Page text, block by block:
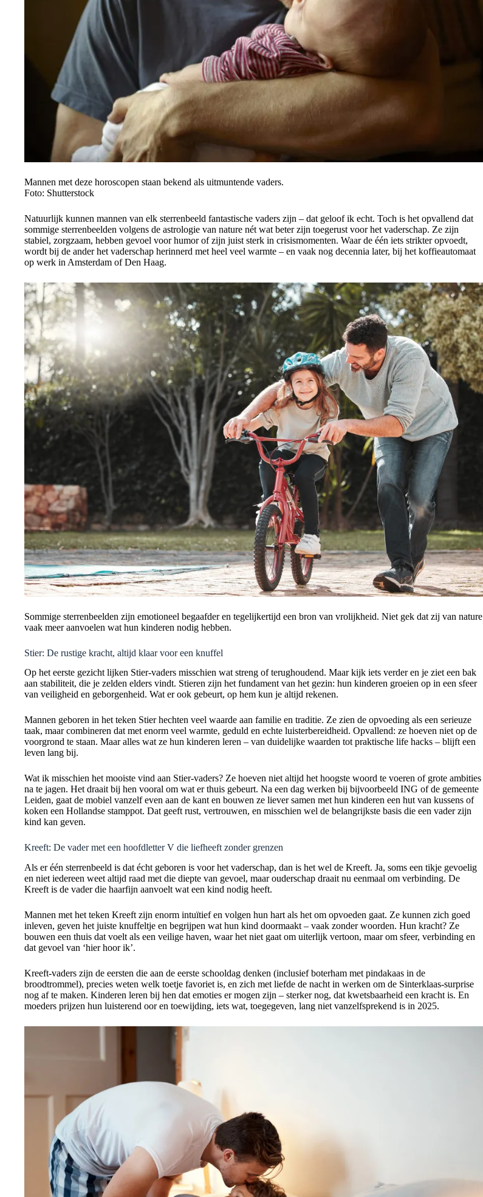
Mannen met deze horoscopen staan bekend als uitmuntende vaders.
Foto: Shutterstock
Natuurlijk kunnen mannen van elk sterrenbeeld fantastische vaders zijn – dat geloof ik echt. Toch is het opvallend dat
sommige sterrenbeelden volgens de astrologie van nature nét wat beter zijn toegerust voor het vaderschap. Ze zijn
stabiel, zorgzaam, hebben gevoel voor humor of zijn juist sterk in crisismomenten. Waar de één iets strikter opvoedt,
wordt bij de ander het vaderschap herinnerd met heel veel warmte – en vaak nog decennia later, bij het koffieautomaat
op werk in Amsterdam of Den Haag.
Sommige sterrenbeelden zijn emotioneel begaafder en tegelijkertijd een bron van vrolijkheid. Niet gek dat zij van nature
vaak meer aanvoelen wat hun kinderen nodig hebben.
Stier: De rustige kracht, altijd klaar voor een knuffel
Op het eerste gezicht lijken Stier-vaders misschien wat streng of terughoudend. Maar kijk iets verder en je ziet een bak
aan stabiliteit, die je zelden elders vindt. Stieren zijn het fundament van het gezin: hun kinderen groeien op in een sfeer
van veiligheid en geborgenheid. Wat er ook gebeurt, op hem kun je altijd rekenen.
Mannen geboren in het teken Stier hechten veel waarde aan familie en traditie. Ze zien de opvoeding als een serieuze
taak, maar combineren dat met enorm veel warmte, geduld en echte luisterbereidheid. Opvallend: ze hoeven niet op de
voorgrond te staan. Maar alles wat ze hun kinderen leren – van duidelijke waarden tot praktische life hacks – blijft een
leven lang bij.
Wat ik misschien het mooiste vind aan Stier-vaders? Ze hoeven niet altijd het hoogste woord te voeren of grote ambities
na te jagen. Het draait bij hen vooral om wat er thuis gebeurt. Na een dag werken bij bijvoorbeeld ING of de gemeente
Leiden, gaat de mobiel vanzelf even aan de kant en bouwen ze liever samen met hun kinderen een hut van kussens of
koken een Hollandse stamppot. Dat geeft rust, vertrouwen, en misschien wel de belangrijkste basis die een vader zijn
kind kan geven.
Kreeft: De vader met een hoofdletter V die liefheeft zonder grenzen
Als er één sterrenbeeld is dat écht geboren is voor het vaderschap, dan is het wel de Kreeft. Ja, soms een tikje gevoelig
en niet iedereen weet altijd raad met die diepte van gevoel, maar ouderschap draait nu eenmaal om verbinding. De
Kreeft is de vader die haarfijn aanvoelt wat een kind nodig heeft.
Mannen met het teken Kreeft zijn enorm intuïtief en volgen hun hart als het om opvoeden gaat. Ze kunnen zich goed
inleven, geven het juiste knuffeltje en begrijpen wat hun kind doormaakt – vaak zonder woorden. Hun kracht? Ze
bouwen een thuis dat voelt als een veilige haven, waar het niet gaat om uiterlijk vertoon, maar om sfeer, verbinding en
dat gevoel van ‘hier hoor ik’.
Kreeft-vaders zijn de eersten die aan de eerste schooldag denken (inclusief boterham met pindakaas in de
broodtrommel), precies weten welk toetje favoriet is, en zich met liefde de nacht in werken om de Sinterklaas-surprise
nog af te maken. Kinderen leren bij hen dat emoties er mogen zijn – sterker nog, dat kwetsbaarheid een kracht is. En
moeders prijzen hun luisterend oor en toewijding, iets wat, toegegeven, lang niet vanzelfsprekend is in 2025.